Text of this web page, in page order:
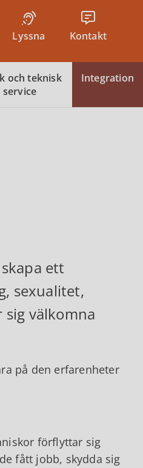
Lyssna Kontakt
och teknisk
service
Integration
ett
sexualitet,
välkomna
på den erfarenheter
förflyttar sig
fått jobb, skydda sig